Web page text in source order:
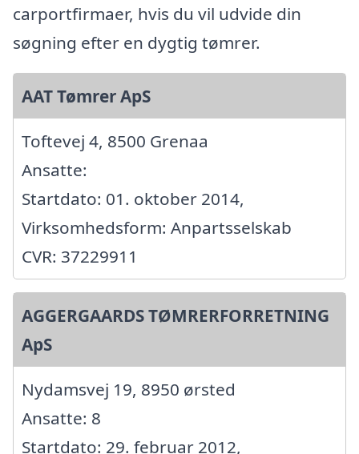
carportfirmaer, hvis du vil udvide din
søgning efter en dygtig tømrer.
AAT Tømrer ApS
Toftevej 4, 8500 Grenaa
Ansatte:
Startdato: 01. oktober 2014,
Virksomhedsform: Anpartsselskab
CVR: 37229911
AGGERGAARDS TØMRERFORRETNING
ApS
Nydamsvej 19, 8950 ørsted
Ansatte: 8
Startdato: 29. februar 2012,